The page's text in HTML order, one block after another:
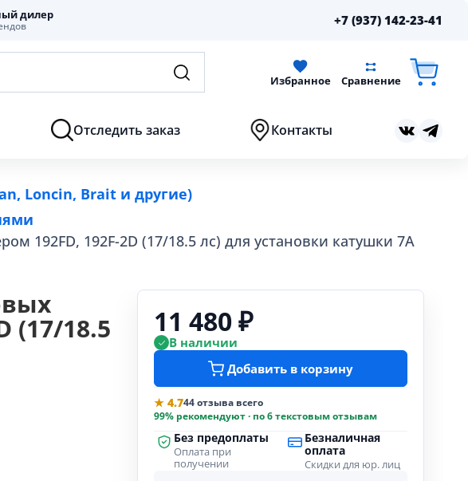
дилер +7 (937) 142-23-41
Избранное Сравнение
Отследить заказ Контакты
Loncin, Brait и другие)
192FD, 192F-2D (17/18.5 лс) для установки катушки 7А
(17/18.5 11 480 ₽
В наличии
Добавить в корзину
★ 4.744 отзыва всего
99% рекомендуют · по 6 текстовым отзывам
Без предоплаты
Оплата при
получении
Безналичная
оплата
Скидки для юр. лиц